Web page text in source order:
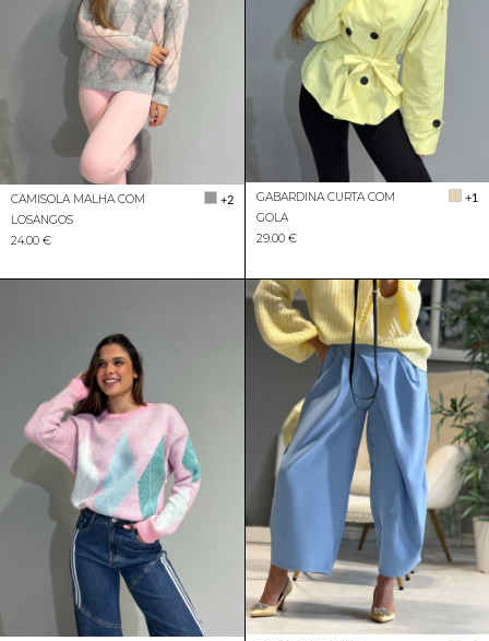
CAMISOLA MALHA COM
LOSANGOS
+2
24.00 €
GABARDINA CURTA COM
GOLA
+1
29.00 €